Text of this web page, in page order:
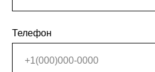
Телефон